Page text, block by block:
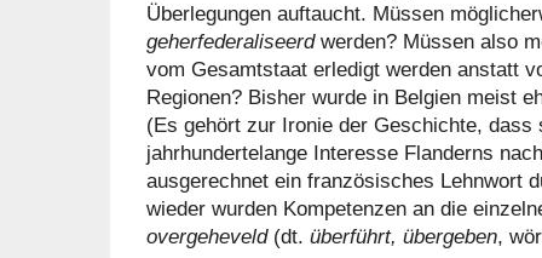
Überlegungen auftaucht. Müssen
geherfederaliseerd werden? Müssen also
vom Gesamtstaat erledigt werden anstatt
Regionen? Bisher wurde in Belgien meist
(Es gehört zur Ironie der Geschichte, dass
jahrhundertelange Interesse Flanderns
ausgerechnet ein französisches Lehnwort
wieder wurden Kompetenzen an die
overgeheveld(dt. überführt, übergeben,